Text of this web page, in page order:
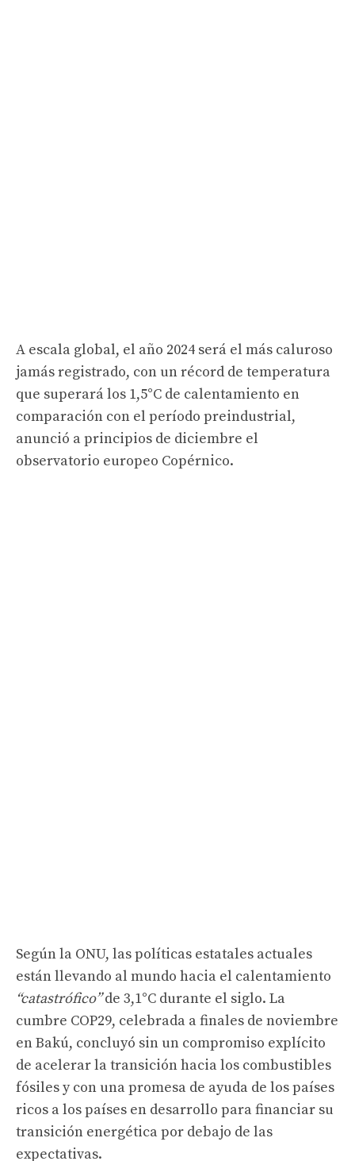
A escala global, el año 2024 será el más caluroso
jamás registrado, con un récord de temperatura
que superará los 1,5°C de calentamiento en
comparación con el período preindustrial,
anunció a principios de diciembre el
observatorio europeo Copérnico.
Según la ONU, las políticas estatales actuales
están llevando al mundo hacia el calentamiento
“catastrófico”de 3,1°C durante el siglo. La
cumbre COP29, celebrada a finales de noviembre
en Bakú, concluyó sin un compromiso explícito
de acelerar la transición hacia los combustibles
fósiles y con una promesa de ayuda de los países
ricos a los países en desarrollo para financiar su
transición energética por debajo de las
expectativas.